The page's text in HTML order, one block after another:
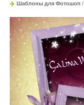
Шаблоны для Фотошоп /